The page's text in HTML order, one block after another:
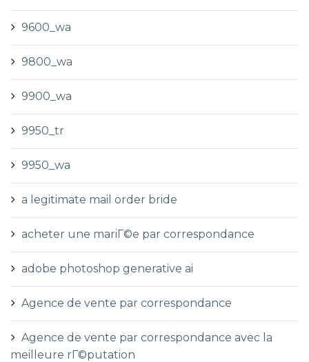
9600_wa
9800_wa
9900_wa
9950_tr
9950_wa
a legitimate mail order bride
acheter une mariГ©e par correspondance
adobe photoshop generative ai
Agence de vente par correspondance
Agence de vente par correspondance avec la
meilleure rГ©putation